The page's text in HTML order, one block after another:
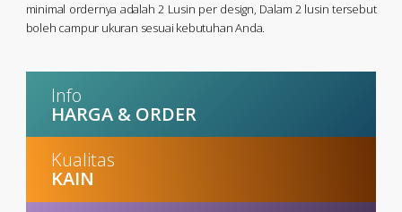
minimal ordernya adalah 2 Lusin per design, Dalam 2 lusin tersebut
boleh campur ukuran sesuai kebutuhan Anda.
Info
HARGA & ORDER
Kualitas
KAIN